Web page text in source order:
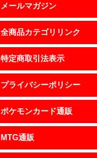
メールマガジン
全商品カテゴリリンク
特定商取引法表示
プライバシーポリシー
ポケモンカード通販
MTG通販